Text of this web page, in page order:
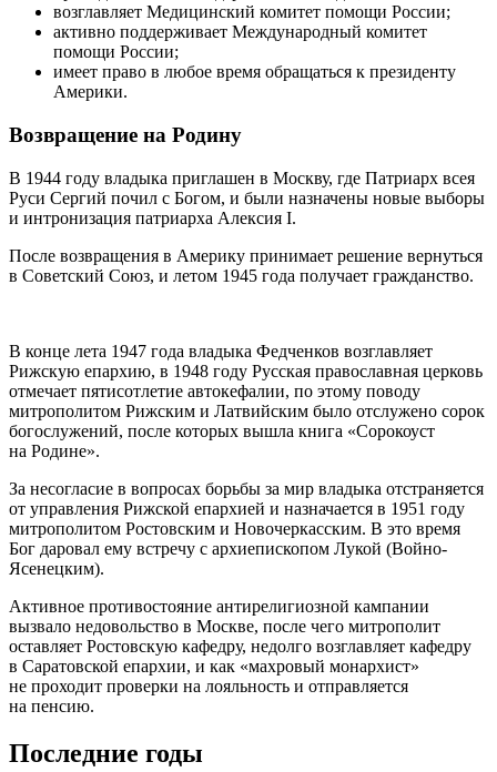
возглавляет Медицинский комитет помощи России;
активно поддерживает Международный комитет
помощи России;
имеет право в любое время обращаться к президенту
Америки.
Возвращение на Родину
В 1944 году владыка приглашен в Москву, где Патриарх всея
Руси Сергий почил с Богом, и были назначены новые выборы
и интронизация патриарха Алексия І.
После возвращения в Америку принимает решение вернуться
в Советский Союз, и летом 1945 года получает гражданство.
В конце лета 1947 года владыка Федченков возглавляет
Рижскую епархию, в 1948 году Русская православная церковь
отмечает пятисотлетие автокефалии, по этому поводу
митрополитом Рижским и Латвийским было отслужено сорок
богослужений, после которых вышла книга «Сорокоуст
на Родине».
За несогласие в вопросах борьбы за мир владыка отстраняется
от управления Рижской епархией и назначается в 1951 году
митрополитом Ростовским и Новочеркасским. В это время
Бог даровал ему встречу с архиепископом Лукой (Войно-
Ясенецким).
Активное противостояние антирелигиозной кампании
вызвало недовольство в Москве, после чего митрополит
оставляет Ростовскую кафедру, недолго возглавляет кафедру
в Саратовской епархии, и как «махровый монархист»
не проходит проверки на лояльность и отправляется
на пенсию.
Последние годы